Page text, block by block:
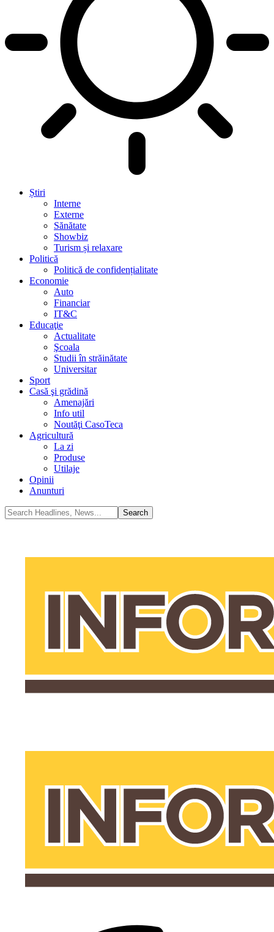
Știri
Interne
Externe
Sănătate
Showbiz
Turism și relaxare
Politică
Politică de confidențialitate
Economie
Auto
Financiar
IT&C
Educaţie
Actualitate
Şcoala
Studii în străinătate
Universitar
Sport
Casă şi grădină
Amenajări
Info util
Noutăţi CasoTeca
Agricultură
La zi
Produse
Utilaje
Opinii
Anunturi